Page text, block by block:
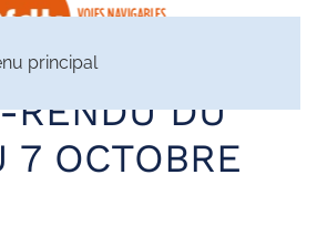
principal
RENDU DU
7 OCTOBRE